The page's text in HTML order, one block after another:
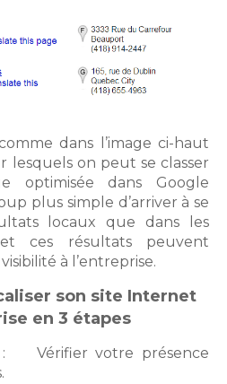
dans l’image ci-haut
lesquels on peut se classer
optimisée dans Google
plus simple d’arriver à se
locaux que dans les
ces résultats peuvent
à l’entreprise.
son site Internet
en 3 étapes
: Vérifier votre présence